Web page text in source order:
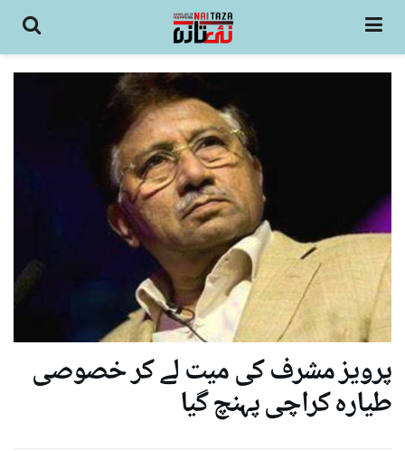
پرویز مشرف کی میت لے کر خصوصی
طیارہ کراچی پہنچ گیا